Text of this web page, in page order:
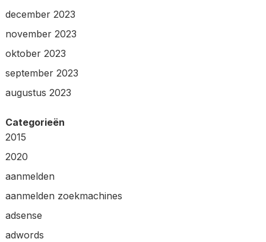
december 2023
november 2023
oktober 2023
september 2023
augustus 2023
Categorieën
2015
2020
aanmelden
aanmelden zoekmachines
adsense
adwords